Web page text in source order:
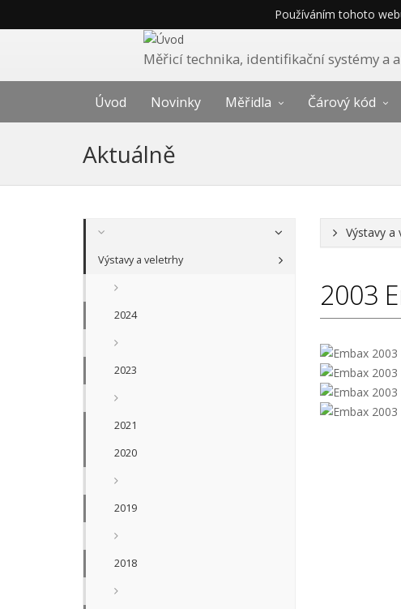
Používáním tohoto
Měřicí technika, identifikační systémy a
Úvod Novinky Měřidla Čárový kód
Aktuálně
Výstavy a veletrhy
2024
2023
2021
2020
2019
2018
Výstavy a
2003